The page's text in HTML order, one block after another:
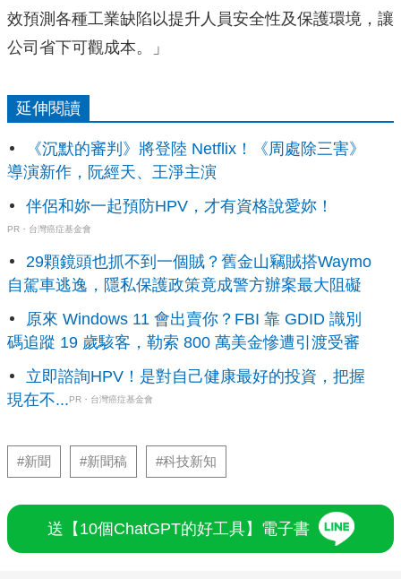
效預測各種工業缺陷以提升人員安全性及保護環境，讓
公司省下可觀成本。」
延伸閱讀
《沉默的審判》將登陸 Netflix！《周處除三害》
導演新作，阮經天、王淨主演
伴侶和妳一起預防HPV，才有資格說愛妳！
PR・台灣癌症基金會
29顆鏡頭也抓不到一個賊？舊金山竊賊搭Waymo
自駕車逃逸，隱私保護政策竟成警方辦案最大阻礙
原來 Windows 11 會出賣你？FBI 靠 GDID 識別
碼追蹤 19 歲駭客，勒索 800 萬美金慘遭引渡受審
立即諮詢HPV！是對自己健康最好的投資，把握
現在不...PR・台灣癌症基金會
#新聞 #新聞稿 #科技新知
送【10個ChatGPT的好工具】電子書